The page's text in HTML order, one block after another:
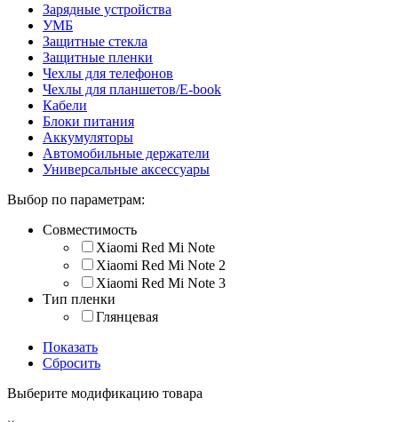
Зарядные устройства
УМБ
Защитные стекла
Защитные пленки
Чехлы для телефонов
Чехлы для планшетов/E-book
Кабели
Блоки питания
Аккумуляторы
Автомобильные держатели
Универсальные аксессуары
Выбор по параметрам:
Совместимость
Xiaomi Red Mi Note
Xiaomi Red Mi Note 2
Xiaomi Red Mi Note 3
Тип пленки
Глянцевая
Показать
Сбросить
Выберите модификацию товара